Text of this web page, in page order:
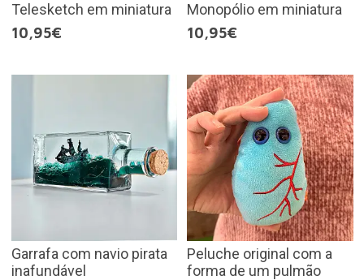
Telesketch em miniatura
10,95€
Monopólio em miniatura
10,95€
Garrafa com navio pirata
inafundável
Peluche original com a
forma de um pulmão